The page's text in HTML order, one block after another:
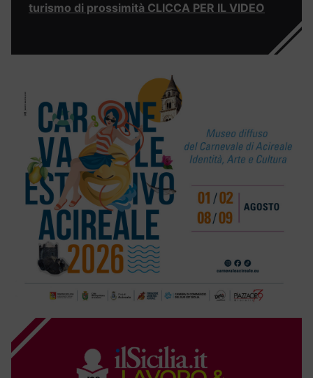
turismo di prossimità CLICCA PER IL VIDEO